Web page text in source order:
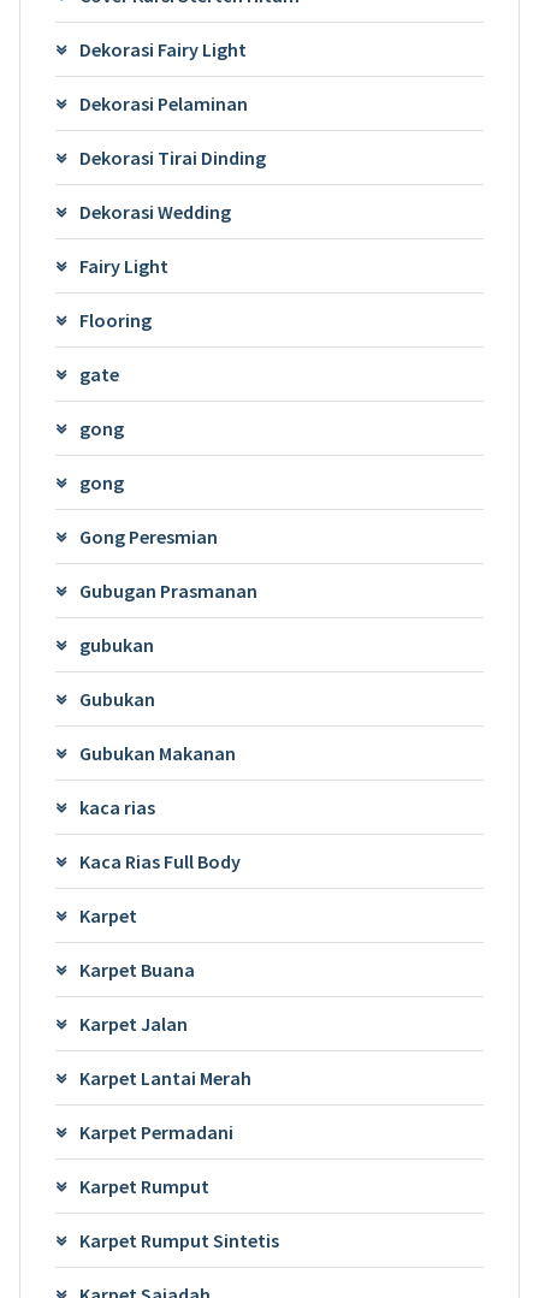
Dekorasi Fairy Light
Dekorasi Pelaminan
Dekorasi Tirai Dinding
Dekorasi Wedding
Fairy Light
Flooring
gate
gong
gong
Gong Peresmian
Gubugan Prasmanan
gubukan
Gubukan
Gubukan Makanan
kaca rias
Kaca Rias Full Body
Karpet
Karpet Buana
Karpet Jalan
Karpet Lantai Merah
Karpet Permadani
Karpet Rumput
Karpet Rumput Sintetis